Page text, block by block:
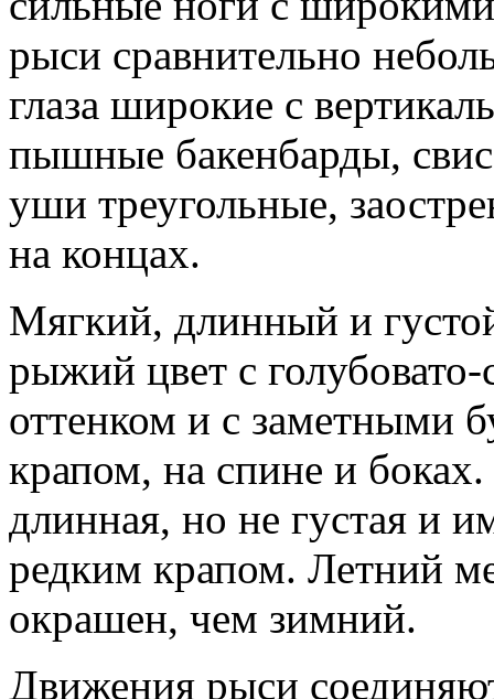
рыси сравнительно
глаза широкие с
пышные бакенбарды,
уши треугольные,
на концах.
Мягкий, длинный и
рыжий цвет с
оттенком и с заметными
крапом, на спине и
длинная, но не густая и
редким крапом. Летний
окрашен, чем зимний.
Движения рыси